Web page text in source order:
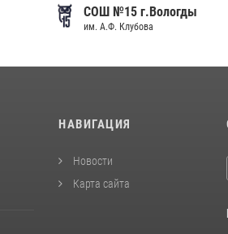
СОШ №15 г.Вологды
им. А.Ф. Клубова
НАВИГАЦИЯ
Новости
Карта сайта